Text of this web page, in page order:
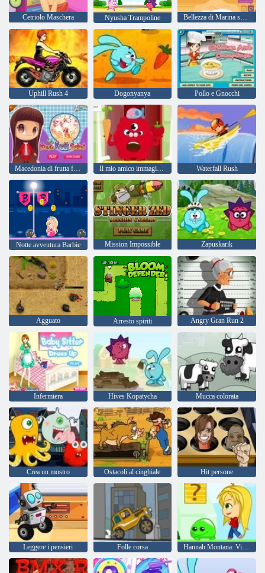
Cetriolo Maschera Nyusha Trampoline Bellezza di Marina segreti
Uphill Rush 4 Dogonyanya Pollo e Gnocchi
Macedonia di frutta fresca Il mio amico immaginario Waterfall Rush
Notte avventura Barbie Mission Impossible Zapuskarik
Agguato Arresto spiriti Angry Gran Run 2
Infermiera Hives Kopatycha Mucca colorata
Crea un mostro Ostacoli al cinghiale Hit persone
Leggere i pensieri Folle corsa Hannah Montana: Viaggio